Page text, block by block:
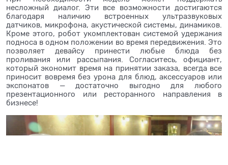
несложный диалог. Эти все возможности достигаются
благодаря наличию встроенных ультразвуковых
датчиков, микрофона, акустической системы, динамиков.
Кроме этого, робот укомплектован системой удержания
подноса в одном положении во время передвижения. Это
позволяет девайсу принести любые блюда без
проливания или рассыпания. Согласитесь, официант,
который экономит время на принятии заказа, всегда все
приносит вовремя без урона для блюд, аксессуаров или
экспонатов — достаточно выгодно для любого
презентационного или ресторанного направления в
бизнесе!